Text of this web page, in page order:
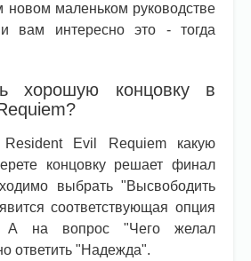
новом маленьком руководстве
вам интересно это - тогда
хорошую концовку в
Evil Requiem какую
концовку решает финал
выбрать "Высвободить
соответствующая опция
А на вопрос "Чего желал
ответить "Надежда".